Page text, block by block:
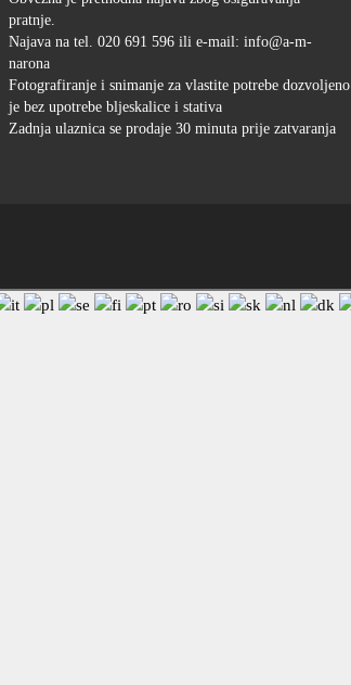
pratnje.
Najava na tel. 020 691 596 ili e-mail: info@a-m-
narona
Fotografiranje i snimanje za vlastite potrebe dozvoljeno
je bez upotrebe bljeskalice i stativa
Zadnja ulaznica se prodaje 30 minuta prije zatvaranja